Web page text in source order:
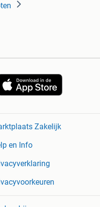
Zakelijk
en Info